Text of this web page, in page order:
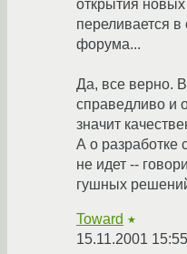
открытия
переливается
форума...
Да, все верно.
справедливо и
значит
А о разработке
не идет --
гушных
Toward ★
15.11.2001